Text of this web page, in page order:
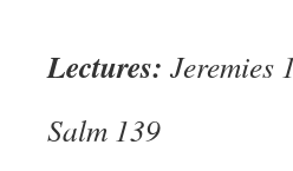
Lectures: Jeremies
Salm 139